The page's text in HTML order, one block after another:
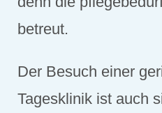
betreut.
Der Besuch einer
Tagesklinik ist auch